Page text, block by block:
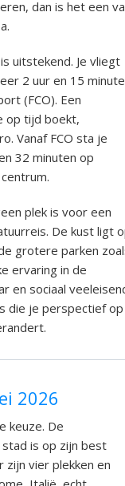
dan is het een
uitstekend. Je vliegt
2 uur en 15
(FCO). Een
op tijd boekt,
Vanaf FCO sta je
32 minuten op
plek is voor een
De kust ligt
grotere parken
ervaring in de
en sociaal
die je perspectief op
2026
keuze. De
is op zijn best
vier plekken en